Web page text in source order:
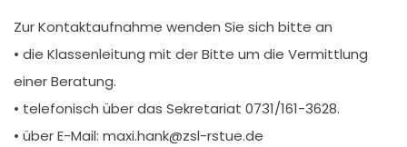
Zur Kontaktaufnahme wenden Sie sich bitte an
• die Klassenleitung mit der Bitte um die Vermittlung
einer Beratung.
• telefonisch über das Sekretariat 0731/161-3628.
• über E-Mail: maxi.hank@zsl-rstue.de